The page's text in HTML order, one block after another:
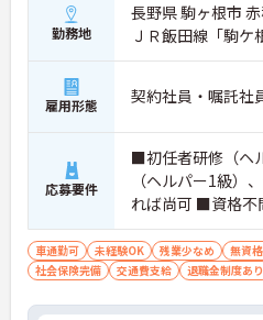
勤務地
長野県 駒ヶ根市
ＪＲ飯田線「駒ケ
雇用形態 契約社員・嘱託社
応募要件
■初任者研修（ヘ
（ヘルパー1級）
れば尚可 ■資格不
車通勤可 未経験OK 残業少なめ 無資
社会保険完備
交通費支給 退職金制度あり